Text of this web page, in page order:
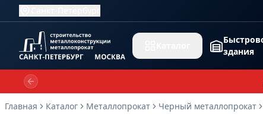
здания
Previous slide
Главная
Каталог Металлопрокат Черный металлопрокат